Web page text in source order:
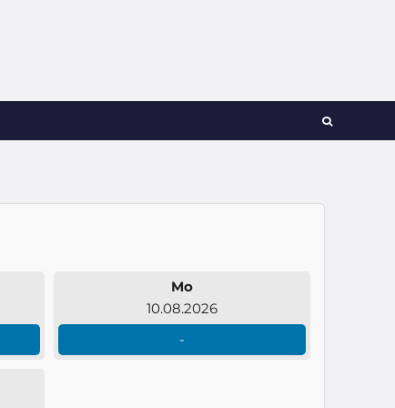
Mo
10.08.2026
-